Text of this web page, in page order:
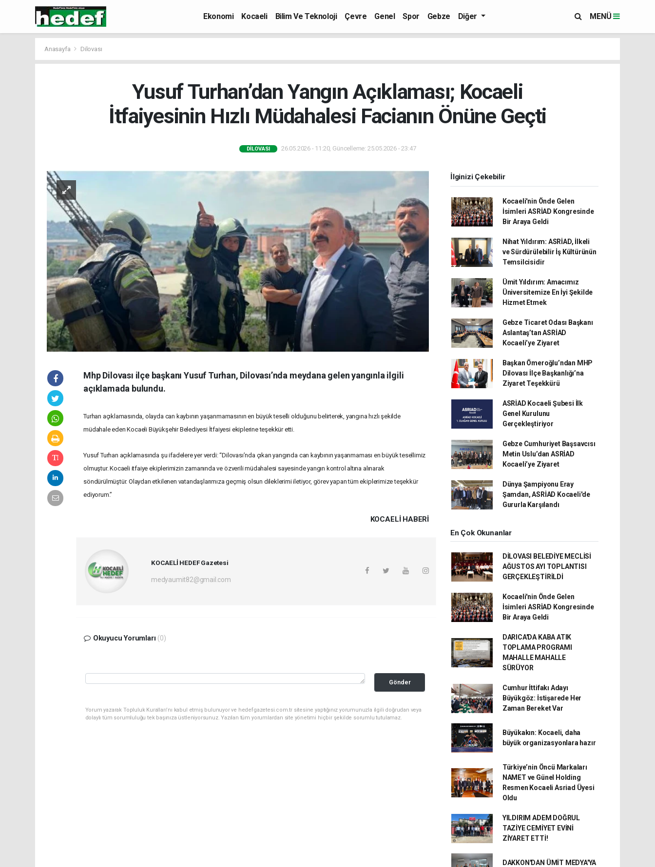
Ekonomi Kocaeli Bilim Ve Teknoloji Çevre Genel Spor Gebze Diğer MENÜ
Anasayfa Dilovası
Yusuf Turhan’dan Yangın Açıklaması; Kocaeli
İtfaiyesinin Hızlı Müdahalesi Facianın Önüne Geçti
DILOVASI 26.05.2026 - 11:20, Güncelleme: 25.05.2026 - 23:47
Mhp Dilovası ilçe başkanı Yusuf Turhan, Dilovası’nda meydana gelen yangınla ilgili
açıklamada bulundu.
Turhan açıklamasında, olayda can kaybının yaşanmamasının en büyük teselli olduğunu belirterek, yangına hızlı şekilde
müdahale eden Kocaeli Büyükşehir Belediyesi İtfaiyesi ekiplerine teşekkür etti.
Yusuf Turhan açıklamasında şu ifadelere yer verdi: “Dilovası’nda çıkan yangında can kaybının yaşanmaması en büyük tesellimiz
olmuştur. Kocaeli itfaiye ekiplerimizin zamanında ve özverili müdahalesi sayesinde yangın kontrol altına alınarak
söndürülmüştür. Olaydan etkilenen vatandaşlarımıza geçmiş olsun dileklerimi iletiyor, görev yapan tüm ekiplerimize teşekkür
ediyorum.”
KOCAELI HABERİ
KOCAELİ HEDEF Gazetesi
medyaumit82@gmail.com
Okuyucu Yorumları (0)
Gönder
Yorum yazarak Topluluk Kuralları’nı kabul etmiş bulunuyor ve hedefgazetesi.com.tr sitesine yaptığınız yorumunuzla ilgili doğrudan veya
dolaylı tüm sorumluluğu tek başınıza üstleniyorsunuz. Yazılan tüm yorumlardan site yönetimi hiçbir şekilde sorumlu tutulamaz.
İlginizi Çekebilir
Kocaeli'nin Önde Gelen
İsimleri ASRİAD Kongresinde
Bir Araya Geldi
Nihat Yıldırım: ASRİAD, İlkeli
ve Sürdürülebilir İş Kültürünün
Temsilcisidir
Ümit Yıldırım: Amacımız
Üniversitemize En İyi Şekilde
Hizmet Etmek
Gebze Ticaret Odası Başkanı
Aslantaş’tan ASRİAD
Kocaeli’ye Ziyaret
Başkan Ömeroğlu’ndan MHP
Dilovası İlçe Başkanlığı’na
Ziyaret Teşekkürü
ASRİAD Kocaeli Şubesi İlk
Genel Kurulunu
Gerçekleştiriyor
Gebze Cumhuriyet Başsavcısı
Metin Uslu’dan ASRİAD
Kocaeli’ye Ziyaret
Dünya Şampiyonu Eray
Şamdan, ASRİAD Kocaeli'de
Gururla Karşılandı
En Çok Okunanlar
DİLOVASI BELEDİYE MECLİSİ
AĞUSTOS AYI TOPLANTISI
GERÇEKLEŞTİRİLDİ
Kocaeli'nin Önde Gelen
İsimleri ASRİAD Kongresinde
Bir Araya Geldi
DARICA'DA KABA ATIK
TOPLAMA PROGRAMI
MAHALLE MAHALLE
SÜRÜYOR
Cumhur İttifakı Adayı
Büyükgöz: İstişarede Her
Zaman Bereket Var
Büyükakın: Kocaeli, daha
büyük organizasyonlara hazır
Türkiye’nin Öncü Markaları
NAMET ve Günel Holding
Resmen Kocaeli Asriad Üyesi
Oldu
YILDIRIM ADEM DOĞRUL
TAZİYE CEMİYET EVİNİ
ZİYARET ETTİ!
DAKKON'DAN ÜMİT MEDYA'YA